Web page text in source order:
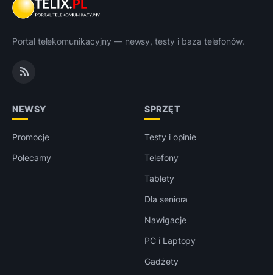
Portal telekomunikacyjny — newsy, testy i baza telefonów.
NEWSY
Promocje
Polecamy
SPRZĘT
Testy i opinie
Telefony
Tablety
Dla seniora
Nawigacje
PC i Laptopy
Gadżety